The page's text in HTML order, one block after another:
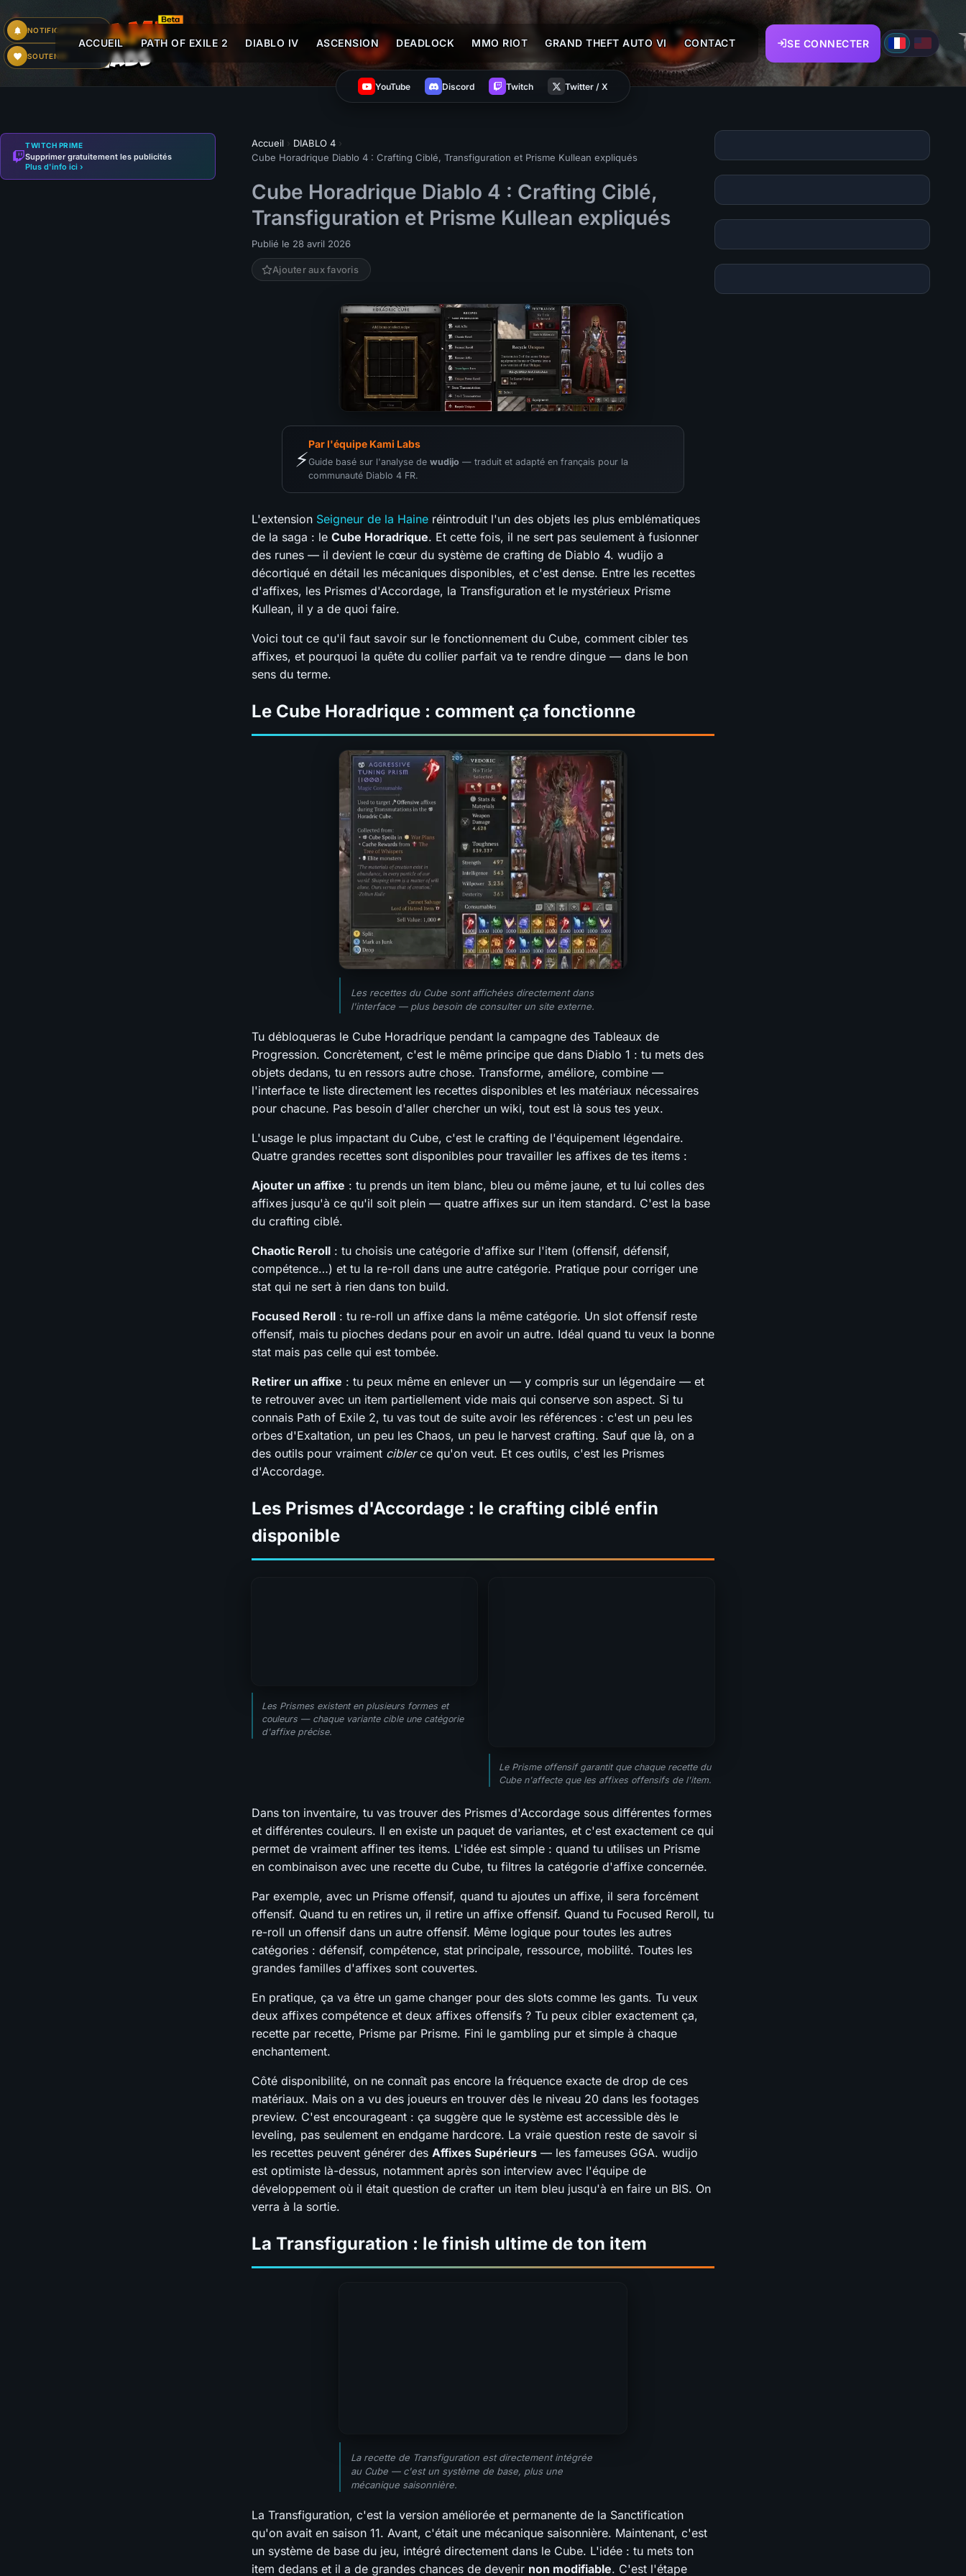
NOTIFICATIONS
SOUTENIR
ACCUEIL PATH OF EXILE 2 DIABLO IV ASCENSION DEADLOCK MMO RIOT GRAND THEFT AUTO VI CONTACT SE CONNECTER
YouTube Discord Twitch Twitter / X
Accueil › DIABLO 4 ›
Cube Horadrique Diablo 4 : Crafting Ciblé, Transfiguration et Prisme Kullean expliqués
Cube Horadrique Diablo 4 : Crafting Ciblé,
Transfiguration et Prisme Kullean expliqués
Publié le 28 avril 2026
Ajouter aux favoris
⚡
Par l'équipe Kami Labs
Guide basé sur l'analyse de wudijo — traduit et adapté en français pour la
communauté Diablo 4 FR.
L'extension Seigneur de la Haine réintroduit l'un des objets les plus emblématiques
de la saga : le Cube Horadrique. Et cette fois, il ne sert pas seulement à fusionner
des runes — il devient le cœur du système de crafting de Diablo 4. wudijo a
décortiqué en détail les mécaniques disponibles, et c'est dense. Entre les recettes
d'affixes, les Prismes d'Accordage, la Transfiguration et le mystérieux Prisme
Kullean, il y a de quoi faire.
Voici tout ce qu'il faut savoir sur le fonctionnement du Cube, comment cibler tes
affixes, et pourquoi la quête du collier parfait va te rendre dingue — dans le bon
sens du terme.
Le Cube Horadrique : comment ça fonctionne
Les recettes du Cube sont affichées directement dans
l'interface — plus besoin de consulter un site externe.
Tu débloqueras le Cube Horadrique pendant la campagne des Tableaux de
Progression. Concrètement, c'est le même principe que dans Diablo 1 : tu mets des
objets dedans, tu en ressors autre chose. Transforme, améliore, combine —
l'interface te liste directement les recettes disponibles et les matériaux nécessaires
pour chacune. Pas besoin d'aller chercher un wiki, tout est là sous tes yeux.
L'usage le plus impactant du Cube, c'est le crafting de l'équipement légendaire.
Quatre grandes recettes sont disponibles pour travailler les affixes de tes items :
Ajouter un affixe : tu prends un item blanc, bleu ou même jaune, et tu lui colles des
affixes jusqu'à ce qu'il soit plein — quatre affixes sur un item standard. C'est la base
du crafting ciblé.
Chaotic Reroll : tu choisis une catégorie d'affixe sur l'item (offensif, défensif,
compétence…) et tu la re-roll dans une autre catégorie. Pratique pour corriger une
stat qui ne sert à rien dans ton build.
Focused Reroll : tu re-roll un affixe dans la même catégorie. Un slot offensif reste
offensif, mais tu pioches dedans pour en avoir un autre. Idéal quand tu veux la bonne
stat mais pas celle qui est tombée.
Retirer un affixe : tu peux même en enlever un — y compris sur un légendaire — et
te retrouver avec un item partiellement vide mais qui conserve son aspect. Si tu
connais Path of Exile 2, tu vas tout de suite avoir les références : c'est un peu les
orbes d'Exaltation, un peu les Chaos, un peu le harvest crafting. Sauf que là, on a
des outils pour vraiment ciblerce qu'on veut. Et ces outils, c'est les Prismes
d'Accordage.
Les Prismes d'Accordage : le crafting ciblé enfin
disponible
Les Prismes existent en plusieurs formes et
couleurs — chaque variante cible une catégorie
d'affixe précise.
Le Prisme offensif garantit que chaque recette du
Cube n'affecte que les affixes offensifs de l'item.
Dans ton inventaire, tu vas trouver des Prismes d'Accordage sous différentes formes
et différentes couleurs. Il en existe un paquet de variantes, et c'est exactement ce qui
permet de vraiment affiner tes items. L'idée est simple : quand tu utilises un Prisme
en combinaison avec une recette du Cube, tu filtres la catégorie d'affixe concernée.
Par exemple, avec un Prisme offensif, quand tu ajoutes un affixe, il sera forcément
offensif. Quand tu en retires un, il retire un affixe offensif. Quand tu Focused Reroll, tu
re-roll un offensif dans un autre offensif. Même logique pour toutes les autres
catégories : défensif, compétence, stat principale, ressource, mobilité. Toutes les
grandes familles d'affixes sont couvertes.
En pratique, ça va être un game changer pour des slots comme les gants. Tu veux
deux affixes compétence et deux affixes offensifs ? Tu peux cibler exactement ça,
recette par recette, Prisme par Prisme. Fini le gambling pur et simple à chaque
enchantement.
Côté disponibilité, on ne connaît pas encore la fréquence exacte de drop de ces
matériaux. Mais on a vu des joueurs en trouver dès le niveau 20 dans les footages
preview. C'est encourageant : ça suggère que le système est accessible dès le
leveling, pas seulement en endgame hardcore. La vraie question reste de savoir si
les recettes peuvent générer des Affixes Supérieurs — les fameuses GGA. wudijo
est optimiste là-dessus, notamment après son interview avec l'équipe de
développement où il était question de crafter un item bleu jusqu'à en faire un BIS. On
verra à la sortie.
La Transfiguration : le finish ultime de ton item
La recette de Transfiguration est directement intégrée
au Cube — c'est un système de base, plus une
mécanique saisonnière.
La Transfiguration, c'est la version améliorée et permanente de la Sanctification
qu'on avait en saison 11. Avant, c'était une mécanique saisonnière. Maintenant, c'est
un système de base du jeu, intégré directement dans le Cube. L'idée : tu mets ton
item dedans et il a de grandes chances de devenir non modifiable. C'est l'étape
TWITCH PRIME
Supprimer gratuitement les publicités
Plus d'info ici ›